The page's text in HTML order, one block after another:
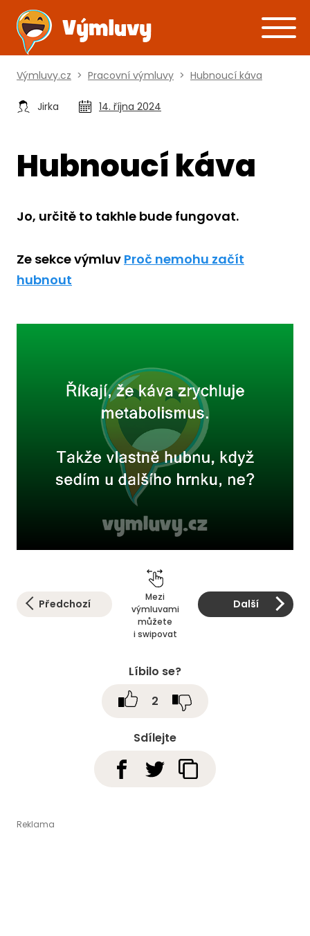
Výmluvy.cz > Pracovní výmluvy > Hubnoucí káva
Jirka 14. října 2024
Hubnoucí káva
Jo, určitě to takhle bude fungovat.
Ze sekce výmluv Proč nemohu začít
hubnout
Předchozí
Mezi
výmluvami
můžete
i swipovat
Další
Sdílejte
Líbilo se?
2